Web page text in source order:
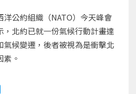
洋公約組織（NATO）今天峰會
，北約已就一份氣候行動計畫達
氣候變遷，後者被視為是衝擊北
。